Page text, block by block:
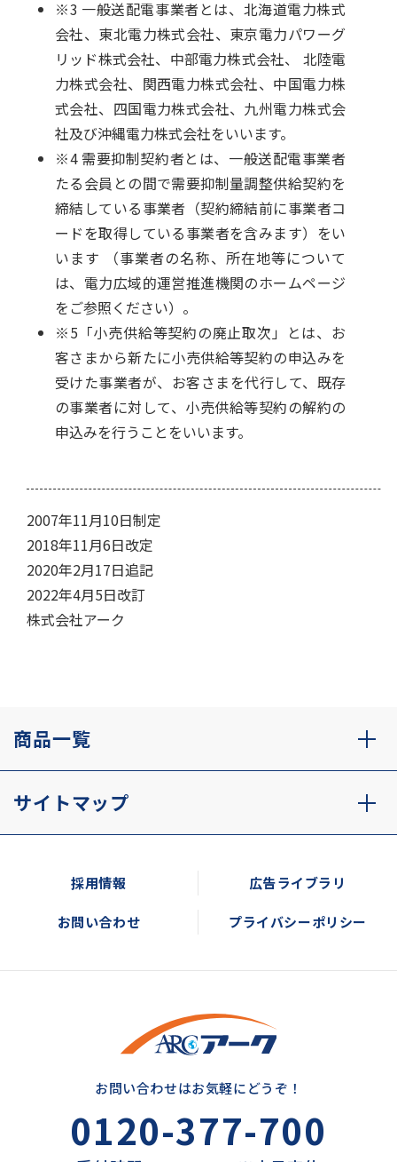
※3 一般送配電事業者とは、北海道電力株式
会社、東北電力株式会社、東京電力パワーグ
リッド株式会社、中部電力株式会社、 北陸電
力株式会社、関西電力株式会社、中国電力株
式会社、四国電力株式会社、九州電力株式会
社及び沖縄電力株式会社をいいます。
※4 需要抑制契約者とは、一般送配電事業者
たる会員との間で需要抑制量調整供給契約を
締結している事業者（契約締結前に事業者コ
ードを取得している事業者を含みます）をい
います （事業者の名称、所在地等について
は、 電力広域的運営推進機関のホームページ
をご参照ください）。
※5「小売供給等契約の廃止取次」とは、お
客さまから新たに小売供給等契約の申込みを
受けた事業者が、お客さまを代行して、既存
の事業者に対して、小売供給等契約の解約の
申込みを行うことをいいます。
2007年11月10日制定
2018年11月6日改定
2020年2月17日追記
2022年4月5日改訂
株式会社アーク
商品一覧
サイトマップ
採用情報 広告ライブラリ
お問い合わせ プライバシーポリシー
お問い合わせはお気軽にどうぞ！
0120-377-700